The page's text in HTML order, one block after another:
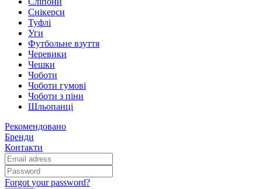
Снікерси
Туфлі
Уги
Футбольне взуття
Черевики
Чешки
Чоботи
Чоботи гумові
Чоботи з піни
Шльопанці
Рекомендовано
Бренди
Контакти
Forgot your password?